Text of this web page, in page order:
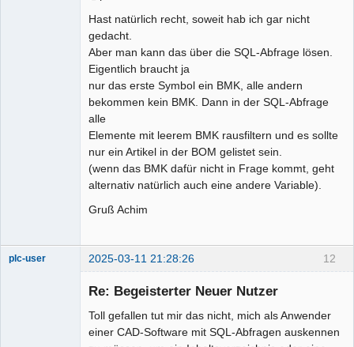
Hast natürlich recht, soweit hab ich gar nicht
gedacht.
Aber man kann das über die SQL-Abfrage lösen.
Eigentlich braucht ja
nur das erste Symbol ein BMK, alle andern
bekommen kein BMK. Dann in der SQL-Abfrage
alle
Elemente mit leerem BMK rausfiltern und es sollte
nur ein Artikel in der BOM gelistet sein.
(wenn das BMK dafür nicht in Frage kommt, geht
alternativ natürlich auch eine andere Variable).
Gruß Achim
12
plc-user 2025-03-11 21:28:26
Re: Begeisterter Neuer Nutzer
Toll gefallen tut mir das nicht, mich als Anwender
einer CAD-Software mit SQL-Abfragen auskennen